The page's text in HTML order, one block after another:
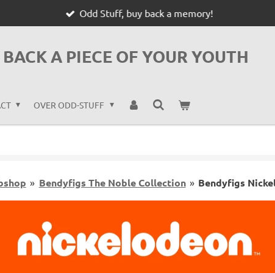
Odd Stuff, buy back a memory!
BACK A PIECE OF YOUR YOUTH
OVER ODD-STUFF
» Bendyfigs The Noble Collection » Bendyfigs